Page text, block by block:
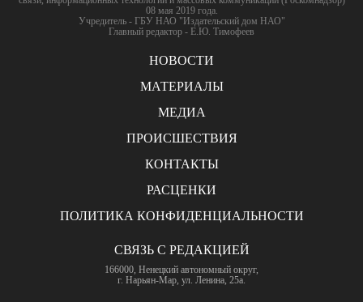
08 мая 2019 года.
Учредитель - ГБУ НАО "Издательский дом НАО"
Главный редактор - Е.Ю. Тимофеев
НОВОСТИ
МАТЕРИАЛЫ
МЕДИА
ПРОИСШЕСТВИЯ
КОНТАКТЫ
РАСЦЕНКИ
ПОЛИТИКА КОНФИДЕНЦИАЛЬНОСТИ
СВЯЗЬ С РЕДАКЦИЕЙ
166000, Ненецкий автономный округ,
г. Нарьян-Мар, ул. Ленина, 25а.